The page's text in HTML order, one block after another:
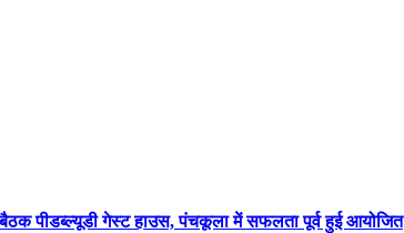
बैठक पीडब्ल्यूडी गेस्ट हाउस, पंचकूला में सफलता पूर्व हुई आयोजित